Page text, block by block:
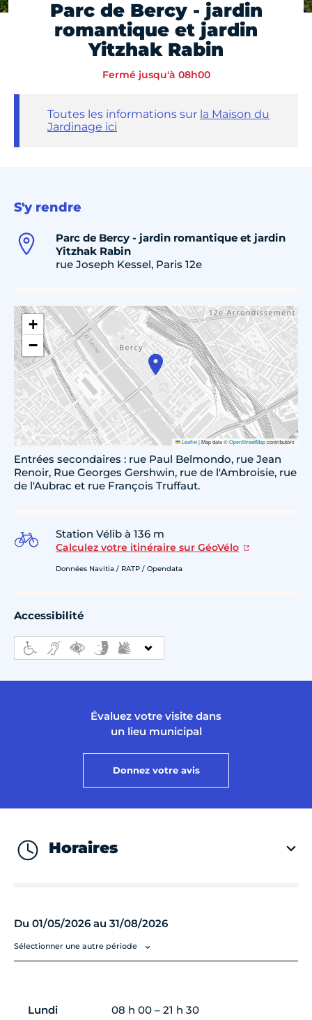
Parc de Bercy - jardin
romantique et jardin
Yitzhak Rabin
Fermé jusqu'à 08h00
Toutes les informations sur la Maison du
Jardinage ici
S'y rendre
Parc de Bercy - jardin romantique et jardin
Yitzhak Rabin
rue Joseph Kessel, Paris 12e
+
−
Leaflet|Map data ©OpenStreetMapcontributors
Entrées secondaires : rue Paul Belmondo, rue Jean
Renoir, Rue Georges Gershwin, rue de l'Ambroisie, rue
de l'Aubrac et rue François Truffaut.
Station Vélib à 136 m
Calculez votre itinéraire sur GéoVélo
Données Navitia / RATP / Opendata
Accessibilité
Évaluez votre visite dans
un lieu municipal
Donnez votre avis
Horaires
Du 01/05/2026 au 31/08/2026
Sélectionner une autre période
Lundi 08 h 00 – 21 h 30